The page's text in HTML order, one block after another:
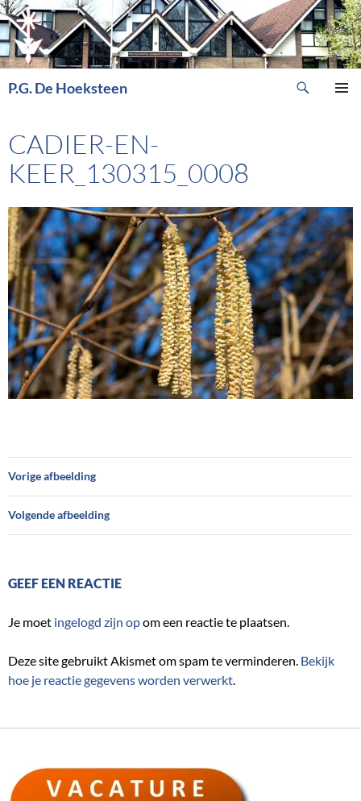
Ga
naar
de
inhoud
P.G. De Hoeksteen
CADIER-EN-
KEER_130315_0008
Vorige afbeelding
Volgende afbeelding
GEEF EEN REACTIE
Je moet ingelogd zijn opom een reactie te plaatsen.
Deze site gebruikt Akismet om spam te verminderen. Bekijk
hoe je reactie gegevens worden verwerkt.